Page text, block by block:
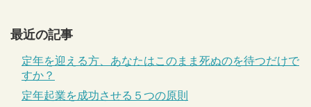
最近の記事
定年を迎える方、あなたはこのまま死ぬのを待つだけで
すか？
定年起業を成功させる５つの原則